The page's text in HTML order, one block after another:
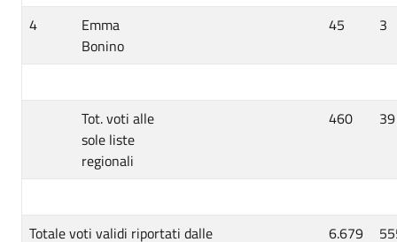
4
Emma
Bonino
45 3
Tot. voti alle
sole liste
regionali
460 39
Totale voti validi riportati dalle
6.679